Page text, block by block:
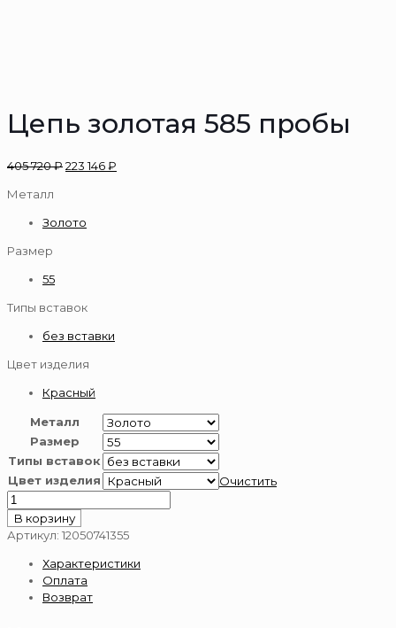
Цепь золотая 585 пробы
405 720₽223 146₽
Металл
Золото
Размер
55
Типы вставок
без вставки
Цвет изделия
Красный
Металл
Размер
Типы вставок
Цвет изделия
Очистить
Количество
товара
Цепь
пробы
В корзину
Артикул: 12050741355
Характеристики
Оплата
Возврат